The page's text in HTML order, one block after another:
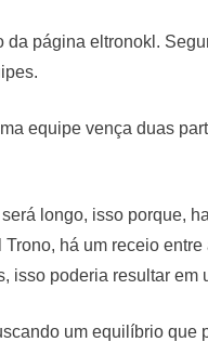
página eltronokl.
equipe vença duas
longo, isso porque,
há um receio
isso poderia resultar em
um equilíbrio